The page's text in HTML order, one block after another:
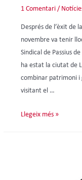
1 Comentari /
Després de l’èxit de
novembre va tenir
Sindical de Passius
ha estat la ciutat de
combinar patrimoni i
visitant el …
Llegeix més »